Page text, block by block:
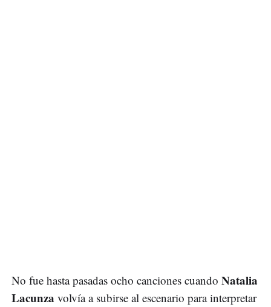
No fue hasta pasadas ocho canciones cuando Natalia
Lacunza volvía a subirse al escenario para interpretar